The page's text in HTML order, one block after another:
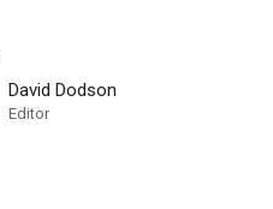
David Dodson
Editor